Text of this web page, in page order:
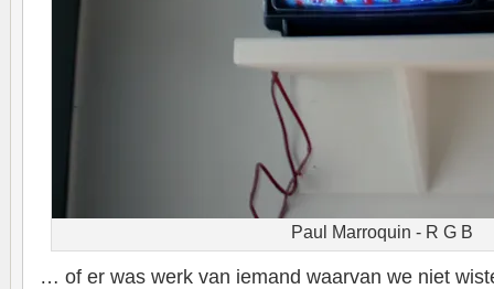
Paul Marroquin - R G B
… of er was werk van iemand waarvan we niet